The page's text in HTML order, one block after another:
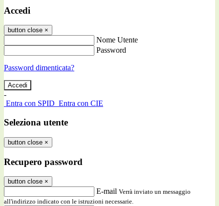
Accedi
button close ×
Nome Utente
Password
Password dimenticata?
-
Entra con SPID Entra con CIE
Seleziona utente
button close ×
Recupero password
button close ×
E-mail Verrà inviato un messaggio
all'indirizzo indicato con le istruzioni necessarie.